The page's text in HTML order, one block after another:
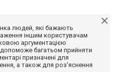
людей, які бажають
іншим користувачам
аргументацією
багатьом прийняти
призначені для
а також для роз'яснення